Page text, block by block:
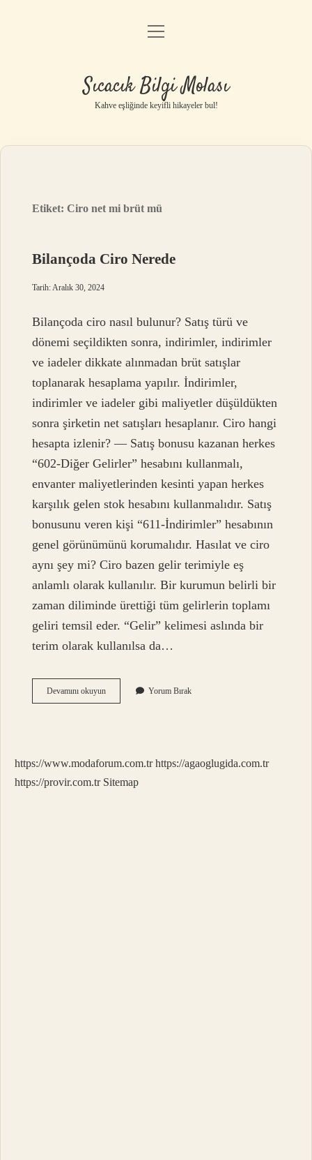
Anasayfa
Yasal Uyarı
menüyü
Sıcacık Bilgi Molası
Kahve eşliğinde keyifli hikayeler bul!
Etiket:Ciro net mi brüt mü
Bilançoda Ciro Nerede
Tarih: Aralık 30, 2024
Bilançoda ciro nasıl bulunur? Satış türü ve
dönemi seçildikten sonra, indirimler, indirimler
ve iadeler dikkate alınmadan brüt satışlar
toplanarak hesaplama yapılır. İndirimler,
indirimler ve iadeler gibi maliyetler düşüldükten
sonra şirketin net satışları hesaplanır. Ciro hangi
hesapta izlenir? — Satış bonusu kazanan herkes
“602-Diğer Gelirler” hesabını kullanmalı,
envanter maliyetlerinden kesinti yapan herkes
karşılık gelen stok hesabını kullanmalıdır. Satış
bonusunu veren kişi “611-İndirimler” hesabının
genel görünümünü korumalıdır. Hasılat ve ciro
aynı şey mi? Ciro bazen gelir terimiyle eş
anlamlı olarak kullanılır. Bir kurumun belirli bir
zaman diliminde ürettiği tüm gelirlerin toplamı
geliri temsil eder. “Gelir” kelimesi aslında bir
terim olarak kullanılsa da…
Devamını okuyunBilançoda
Ciro
Yorum Bırak
https://www.modaforum.com.tr https://agaoglugida.com.tr
https://provir.com.tr Sitemap